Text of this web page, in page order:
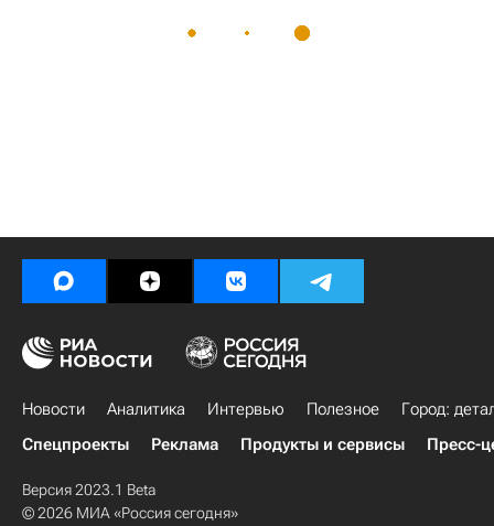
Новости Аналитика Интервью Полезное
Город:
Спецпроекты
Реклама Продукты и сервисы Пресс-
Версия 2023.1 Beta
© 2026 МИА «Россия сегодня»